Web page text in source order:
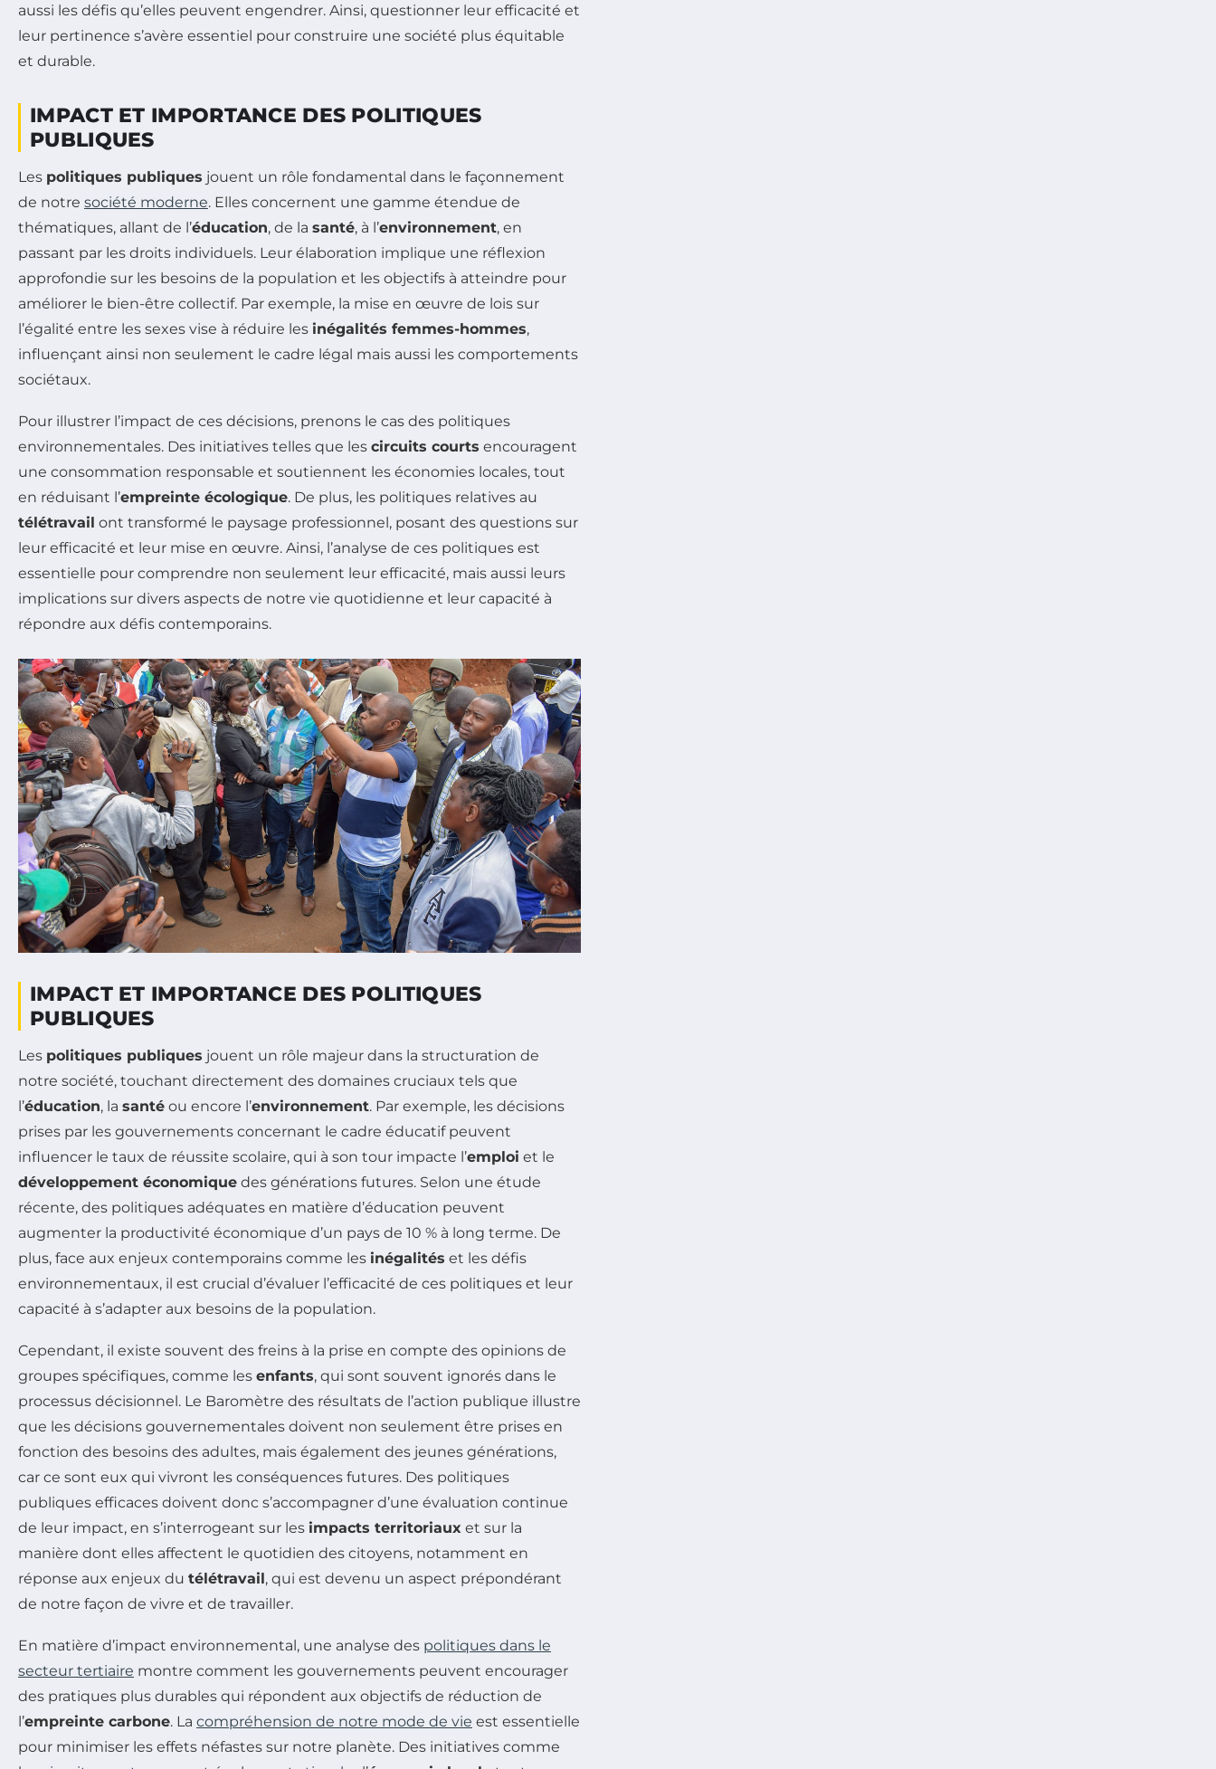
aussi les défis qu’elles peuvent engendrer. Ainsi, questionner leur efficacité et
leur pertinence s’avère essentiel pour construire une société plus équitable
et durable.
IMPACT ET IMPORTANCE DES POLITIQUES
PUBLIQUES
Les politiques publiques jouent un rôle fondamental dans le façonnement
de notre société moderne. Elles concernent une gamme étendue de
thématiques, allant de l’éducation, de la santé, à l’environnement, en
passant par les droits individuels. Leur élaboration implique une réflexion
approfondie sur les besoins de la population et les objectifs à atteindre pour
améliorer le bien-être collectif. Par exemple, la mise en œuvre de lois sur
l’égalité entre les sexes vise à réduire les inégalités femmes-hommes,
influençant ainsi non seulement le cadre légal mais aussi les comportements
sociétaux.
Pour illustrer l’impact de ces décisions, prenons le cas des politiques
environnementales. Des initiatives telles que les circuits courts encouragent
une consommation responsable et soutiennent les économies locales, tout
en réduisant l’empreinte écologique. De plus, les politiques relatives au
télétravail ont transformé le paysage professionnel, posant des questions sur
leur efficacité et leur mise en œuvre. Ainsi, l’analyse de ces politiques est
essentielle pour comprendre non seulement leur efficacité, mais aussi leurs
implications sur divers aspects de notre vie quotidienne et leur capacité à
répondre aux défis contemporains.
IMPACT ET IMPORTANCE DES POLITIQUES
PUBLIQUES
Les politiques publiques jouent un rôle majeur dans la structuration de
notre société, touchant directement des domaines cruciaux tels que
l’éducation, la santé ou encore l’environnement. Par exemple, les décisions
prises par les gouvernements concernant le cadre éducatif peuvent
influencer le taux de réussite scolaire, qui à son tour impacte l’emploi et le
développement économique des générations futures. Selon une étude
récente, des politiques adéquates en matière d’éducation peuvent
augmenter la productivité économique d’un pays de 10 % à long terme. De
plus, face aux enjeux contemporains comme les inégalités et les défis
environnementaux, il est crucial d’évaluer l’efficacité de ces politiques et leur
capacité à s’adapter aux besoins de la population.
Cependant, il existe souvent des freins à la prise en compte des opinions de
groupes spécifiques, comme les enfants, qui sont souvent ignorés dans le
processus décisionnel. Le Baromètre des résultats de l’action publique illustre
que les décisions gouvernementales doivent non seulement être prises en
fonction des besoins des adultes, mais également des jeunes générations,
car ce sont eux qui vivront les conséquences futures. Des politiques
publiques efficaces doivent donc s’accompagner d’une évaluation continue
de leur impact, en s’interrogeant sur les impacts territoriaux et sur la
manière dont elles affectent le quotidien des citoyens, notamment en
réponse aux enjeux du télétravail, qui est devenu un aspect prépondérant
de notre façon de vivre et de travailler.
En matière d’impact environnemental, une analyse des politiques dans le
secteur tertiaire montre comment les gouvernements peuvent encourager
des pratiques plus durables qui répondent aux objectifs de réduction de
l’empreinte carbone. La compréhension de notre mode de vie est essentielle
pour minimiser les effets néfastes sur notre planète. Des initiatives comme